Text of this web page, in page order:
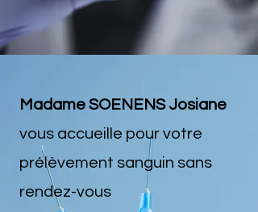
Madame SOENENS Josiane
vous accueille pour votre
prélèvement sanguin sans
rendez-vous